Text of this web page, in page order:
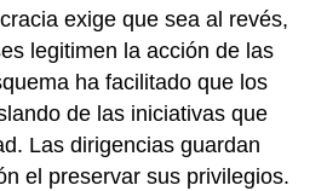
exige que sea al revés,
legitimen la acción de las
ha facilitado que los
de las iniciativas que
Las dirigencias guardan
el preservar sus privilegios.